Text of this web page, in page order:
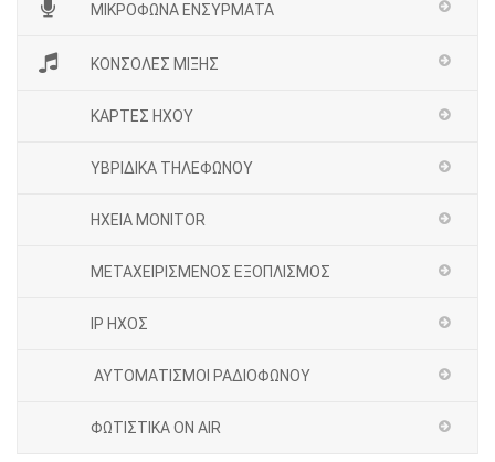
ΜΙΚΡΟΦΩΝΑ ΕΝΣΥΡΜΑΤΑ
ΚΟΝΣΟΛΕΣ ΜΙΞΗΣ
ΚΑΡΤΕΣ ΗΧΟΥ
ΥΒΡΙΔΙΚΑ ΤΗΛΕΦΩΝΟΥ
ΗΧΕΙΑ MONITOR
ΜΕΤΑΧΕΙΡΙΣΜΕΝΟΣ ΕΞΟΠΛΙΣΜΟΣ
IP ΗΧΟΣ
ΑΥΤΟΜΑΤΙΣΜΟΙ ΡΑΔΙΟΦΩΝΟΥ
ΦΩΤΙΣΤΙΚΑ ON AIR